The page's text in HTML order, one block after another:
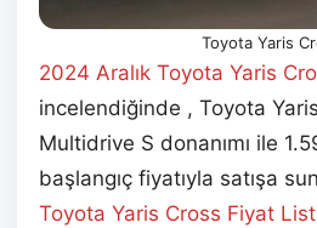
Toyota Yaris
2024 Aralık Toyota Yaris
incelendiğinde , Toyota
Multidrive S donanımı ile
başlangıç fiyatıyla satışa
Toyota Yaris Cross Fiyat